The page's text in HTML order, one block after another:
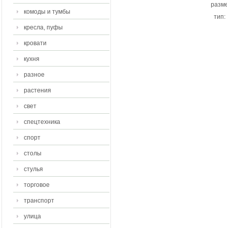
комоды и тумбы
кресла, пуфы
кровати
кухня
разное
растения
свет
спецтехника
спорт
столы
стулья
торговое
транспорт
улица
тип: